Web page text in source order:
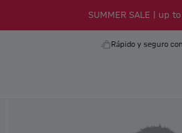
SUMMER SALE | up
Rápido y seguro